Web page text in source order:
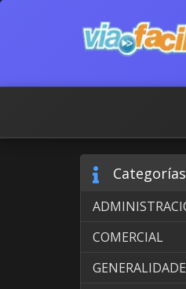
Categorías
COMERCIAL